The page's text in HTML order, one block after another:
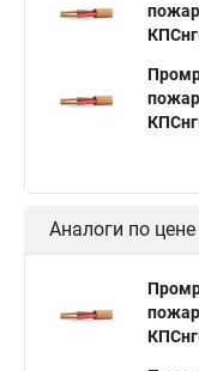
Аналоги по цене